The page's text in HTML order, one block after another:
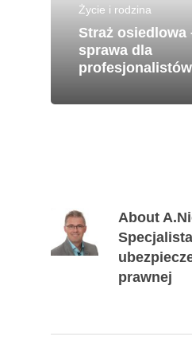
Życie i rodzina
Straż osiedlowa
sprawa dla
profesjonalistów
About
prawnej